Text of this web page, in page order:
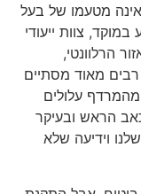
מטעמו של בעל
צוות ייעודי
הרלוונטי,
מאוד מסתיים
עלולים
הראש ובעיקר
וידיעה שלא